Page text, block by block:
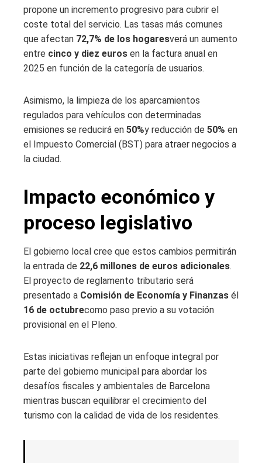
propone un incremento progresivo para cubrir el
coste total del servicio. Las tasas más comunes
que afectan 72,7% de los hogaresverá un aumento
entre cinco y diez euros en la factura anual en
2025 en función de la categoría de usuarios.
Asimismo, la limpieza de los aparcamientos
regulados para vehículos con determinadas
emisiones se reducirá en 50%y reducción de 50% en
el Impuesto Comercial (BST) para atraer negocios a
la ciudad.
Impacto económico y
proceso legislativo
El gobierno local cree que estos cambios permitirán
la entrada de 22,6 millones de euros adicionales.
El proyecto de reglamento tributario será
presentado a Comisión de Economía y Finanzas él
16 de octubrecomo paso previo a su votación
provisional en el Pleno.
Estas iniciativas reflejan un enfoque integral por
parte del gobierno municipal para abordar los
desafíos fiscales y ambientales de Barcelona
mientras buscan equilibrar el crecimiento del
turismo con la calidad de vida de los residentes.